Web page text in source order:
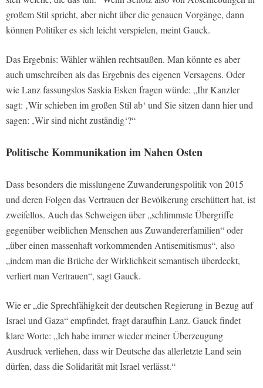
großem Stil spricht, aber nicht über die genauen Vorgänge, dann
können Politiker es sich leicht verspielen, meint Gauck.
Das Ergebnis: Wähler wählen rechtsaußen. Man könnte es aber
auch umschreiben als das Ergebnis des eigenen Versagens. Oder
wie Lanz fassungslos Saskia Esken fragen würde: „Ihr Kanzler
sagt: ‚Wir schieben im großen Stil ab‘ und Sie sitzen dann hier und
sagen: ‚Wir sind nicht zuständig‘?“
Politische Kommunikation im Nahen Osten
Dass besonders die misslungene Zuwanderungspolitik von 2015
und deren Folgen das Vertrauen der Bevölkerung erschüttert hat, ist
zweifellos. Auch das Schweigen über „schlimmste Übergriffe
gegenüber weiblichen Menschen aus Zuwandererfamilien“ oder
„über einen massenhaft vorkommenden Antisemitismus“, also
„indem man die Brüche der Wirklichkeit semantisch überdeckt,
verliert man Vertrauen“, sagt Gauck.
Wie er „die Sprechfähigkeit der deutschen Regierung in Bezug auf
Israel und Gaza“ empfindet, fragt daraufhin Lanz. Gauck findet
klare Worte: „Ich habe immer wieder meiner Überzeugung
Ausdruck verliehen, dass wir Deutsche das allerletzte Land sein
dürfen, dass die Solidarität mit Israel verlässt.“